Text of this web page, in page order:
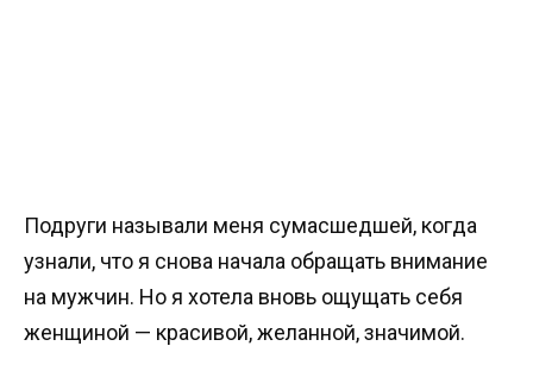
Подруги называли меня сумасшедшей, когда
узнали, что я снова начала обращать внимание
на мужчин. Но я хотела вновь ощущать себя
женщиной — красивой, желанной, значимой.